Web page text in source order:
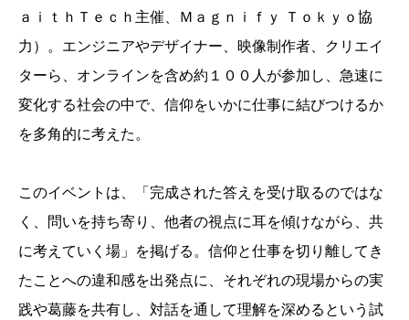
ａｉｔｈＴｅｃｈ主催、Ｍａｇｎｉｆｙ Ｔｏｋｙｏ協
力）。エンジニアやデザイナー、映像制作者、クリエイ
ターら、オンラインを含め約１００人が参加し、急速に
変化する社会の中で、信仰をいかに仕事に結びつけるか
を多角的に考えた。
このイベントは、「完成された答えを受け取るのではな
く、問いを持ち寄り、他者の視点に耳を傾けながら、共
に考えていく場」を掲げる。信仰と仕事を切り離してき
たことへの違和感を出発点に、それぞれの現場からの実
践や葛藤を共有し、対話を通して理解を深めるという試